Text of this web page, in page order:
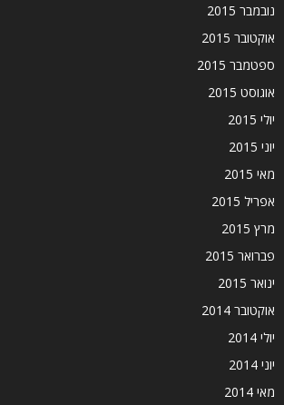
נובמבר 2015
אוקטובר 2015
ספטמבר 2015
אוגוסט 2015
יולי 2015
יוני 2015
מאי 2015
אפריל 2015
מרץ 2015
פברואר 2015
ינואר 2015
אוקטובר 2014
יולי 2014
יוני 2014
מאי 2014